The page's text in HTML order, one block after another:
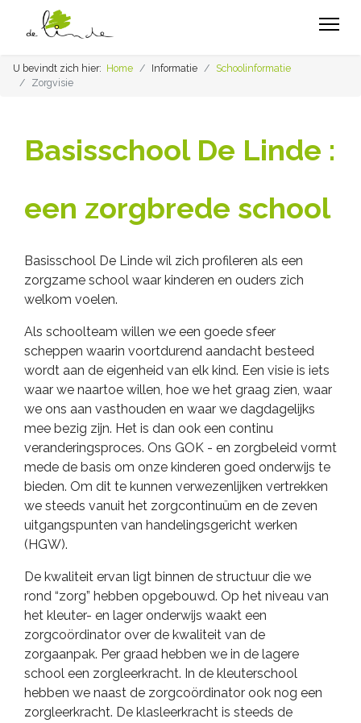
U bevindt zich hier: Home Informatie
Schoolinformatie
Zorgvisie
Basisschool De Linde :
een zorgbrede school
Basisschool De Linde wil zich profileren als een
zorgzame school waar kinderen en ouders zich
welkom voelen.
Als schoolteam willen we een goede sfeer
scheppen waarin voortdurend aandacht besteed
wordt aan de eigenheid van elk kind. Een visie is iets
waar we naartoe willen, hoe we het graag zien, waar
we ons aan vasthouden en waar we dagdagelijks
mee bezig zijn. Het is dan ook een continu
veranderingsproces. Ons GOK - en zorgbeleid vormt
mede de basis om onze kinderen goed onderwijs te
bieden. Om dit te kunnen verwezenlijken vertrekken
we steeds vanuit het zorgcontinuüm en de zeven
uitgangspunten van handelingsgericht werken
(HGW).
De kwaliteit ervan ligt binnen de structuur die we
rond “zorg” hebben opgebouwd. Op het niveau van
het kleuter- en lager onderwijs waakt een
zorgcoördinator over de kwaliteit van de
zorgaanpak. Per graad hebben we in de lagere
school een zorgleerkracht. In de kleuterschool
hebben we naast de zorgcoördinator ook nog een
zorgleerkracht. De klasleerkracht is steeds de